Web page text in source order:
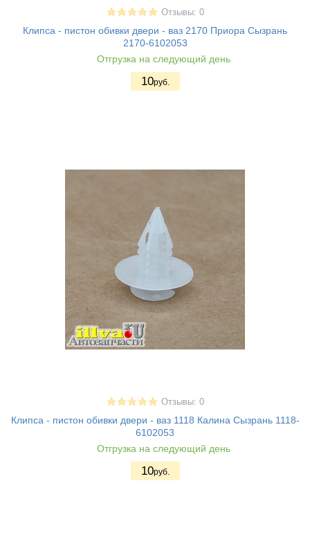
Отзывы: 0
Клипса - пистон обивки двери - ваз 2170 Приора Сызрань
2170-6102053
Отгрузка на следующий день
10руб.
Отзывы: 0
Клипса - пистон обивки двери - ваз 1118 Калина Сызрань 1118-
6102053
Отгрузка на следующий день
10руб.